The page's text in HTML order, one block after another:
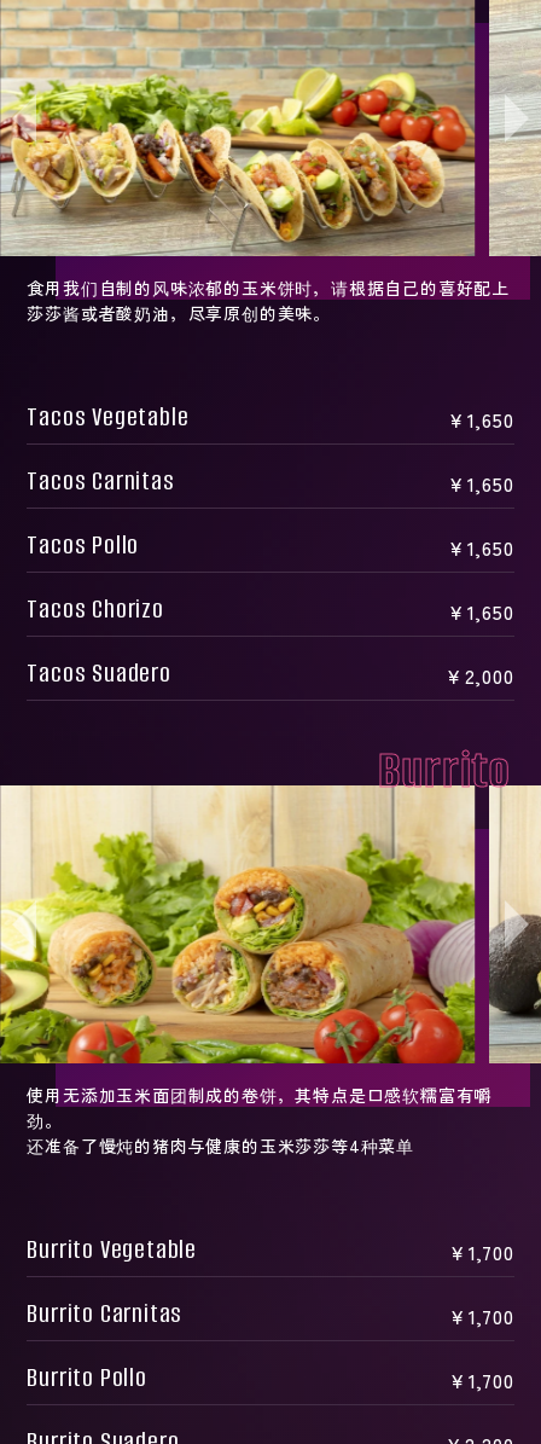
食用我们自制的风味浓郁的玉米饼时，请根据自己的喜好配上
莎莎酱或者酸奶油，尽享原创的美味。
Tacos Vegetable ￥1,650
Tacos Carnitas ￥1,650
Tacos Pollo ￥1,650
Tacos Chorizo ￥1,650
Tacos Suadero ￥2,000
Burrito Vegetable ￥1,700
Burrito Carnitas ￥1,700
Burrito Pollo ￥1,700
Burrito
使用无添加玉米面团制成的卷饼，其特点是口感软糯富有嚼
劲。
还准备了慢炖的猪肉与健康的玉米莎莎等4种菜单